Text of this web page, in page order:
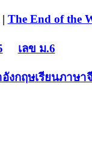
The End of the
เลข ม.6
งกฤษเรียนภาษา